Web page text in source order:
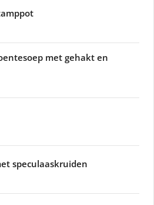
met gehakt en
speculaaskruiden